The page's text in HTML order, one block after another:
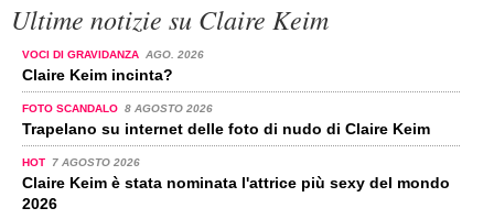
Ultime notizie su Claire Keim
VOCI DI GRAVIDANZA AGO. 2026
Claire Keim incinta?
FOTO SCANDALO 8 AGOSTO 2026
Trapelano su internet delle foto di nudo di Claire Keim
HOT 7 AGOSTO 2026
Claire Keim è stata nominata l'attrice più sexy del mondo
2026